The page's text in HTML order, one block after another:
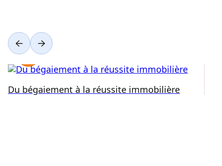
Du bégaiement à la réussite immobilière